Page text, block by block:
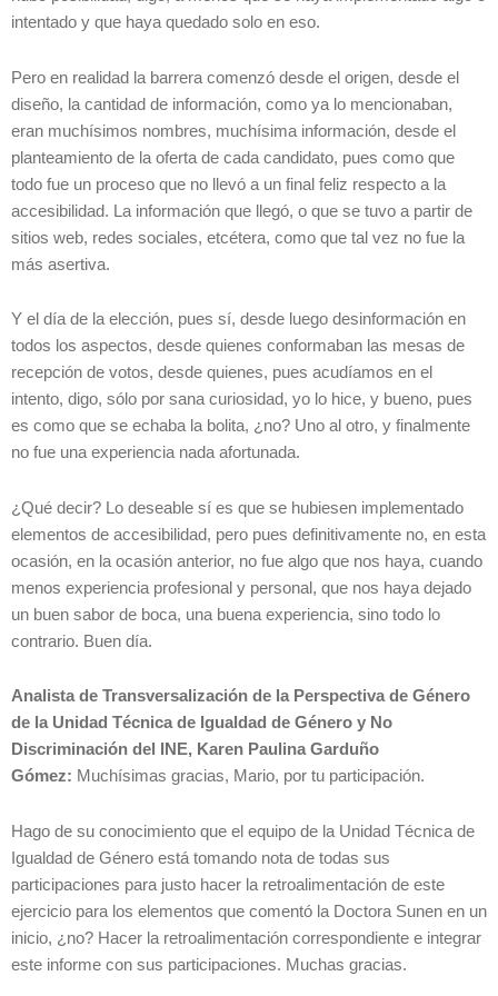
intentado y que haya quedado solo en eso.
Pero en realidad la barrera comenzó desde el origen, desde el
diseño, la cantidad de información, como ya lo mencionaban,
eran muchísimos nombres, muchísima información, desde el
planteamiento de la oferta de cada candidato, pues como que
todo fue un proceso que no llevó a un final feliz respecto a la
accesibilidad. La información que llegó, o que se tuvo a partir de
sitios web, redes sociales, etcétera, como que tal vez no fue la
más asertiva.
Y el día de la elección, pues sí, desde luego desinformación en
todos los aspectos, desde quienes conformaban las mesas de
recepción de votos, desde quienes, pues acudíamos en el
intento, digo, sólo por sana curiosidad, yo lo hice, y bueno, pues
es como que se echaba la bolita, ¿no? Uno al otro, y finalmente
no fue una experiencia nada afortunada.
¿Qué decir? Lo deseable sí es que se hubiesen implementado
elementos de accesibilidad, pero pues definitivamente no, en esta
ocasión, en la ocasión anterior, no fue algo que nos haya, cuando
menos experiencia profesional y personal, que nos haya dejado
un buen sabor de boca, una buena experiencia, sino todo lo
contrario. Buen día.
Analista de Transversalización de la Perspectiva de Género
de la Unidad Técnica de Igualdad de Género y No
Discriminación del INE, Karen Paulina Garduño
Gómez: Muchísimas gracias, Mario, por tu participación.
Hago de su conocimiento que el equipo de la Unidad Técnica de
Igualdad de Género está tomando nota de todas sus
participaciones para justo hacer la retroalimentación de este
ejercicio para los elementos que comentó la Doctora Sunen en un
inicio, ¿no? Hacer la retroalimentación correspondiente e integrar
este informe con sus participaciones. Muchas gracias.